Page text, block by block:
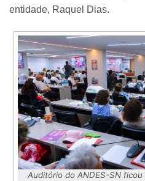
entidade, Raquel Dias.
Auditório do ANDES-SN